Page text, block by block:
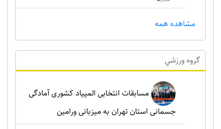
مشاهده همه
گروه ورزشي
مسابقات انتخابی المپیاد کشوری آمادگی
جسمانی استان تهران به میزبانی ورامین